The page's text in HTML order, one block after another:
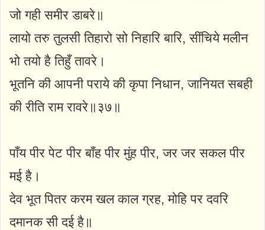
जो गही समीर डाबरे॥
लायो तरु तुलसी तिहारो सो निहारि बारि, सींचिये मलीन
भो तयो है तिहुँ तावरे।
भूतनि की आपनी पराये की कृपा निधान, जानियत सबही
की रीति राम रावरे॥३७॥
पाँय पीर पेट पीर बाँह पीर मुंह पीर, जर जर सकल पीर
मई है।
देव भूत पितर करम खल काल ग्रह, मोहि पर दवरि
दमानक सी दई है॥